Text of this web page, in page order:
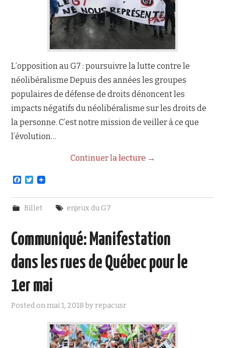
L’opposition au G7 : poursuivre la lutte contre le
néolibéralisme Depuis des années les groupes
populaires de défense de droits dénoncent les
impacts négatifs du néolibéralisme sur les droits de
la personne. C’est notre mission de veiller à ce que
l’évolution…
Continuer la lecture →
F
c
e
b
k
T
i
t
t
Billet enjeux du G7
Communiqué: Manifestation
dans les rues de Québec pour le
1er mai
Posted onmai 1, 2018 byrepacusr